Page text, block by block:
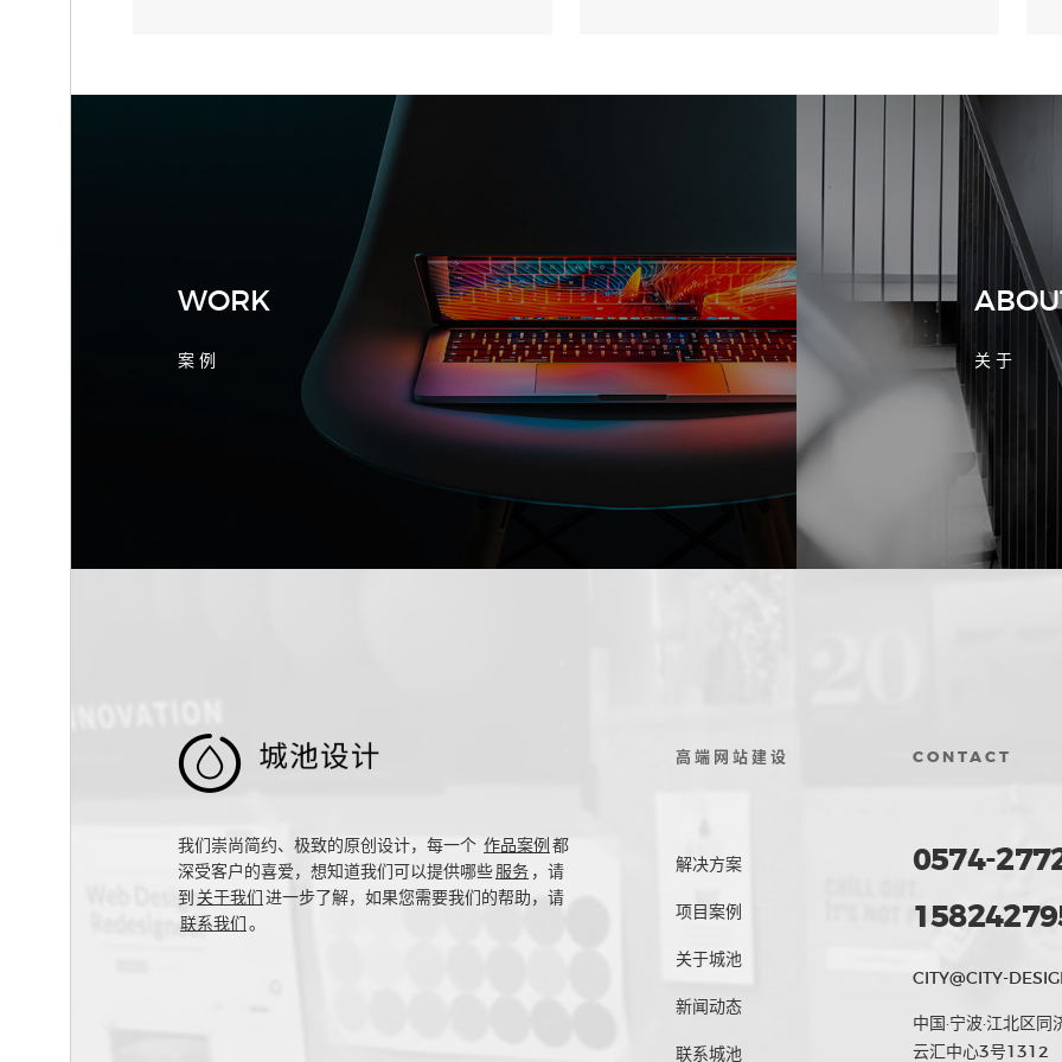
宁波制造业网站建设公司怎么选？先看
WORK
案 例 关 于

我们崇尚简约、极致的原创设计，每一个 作品案例 都
深受客户的喜爱，想知道我们可以提供哪些 服务 ，请
到 关于我们 进一步了解，如果您需要我们的帮助，请
联系我们 。
高端网站建设
解决方案
项目案例
关于城池
新闻动态
联系城池
CONTACT
0574-
CITY@CITY-
中国·宁波·江北区同
云汇中心3号1312